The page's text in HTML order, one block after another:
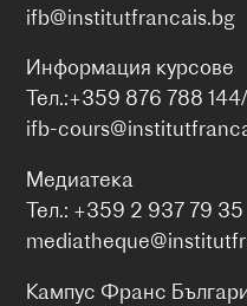
ifb@institutfrancais.bg
Информация курсове
Тел.:+359 876 788
ifb-
Медиатека
Тел.: +359 2 937 79 35
Кампус Франс